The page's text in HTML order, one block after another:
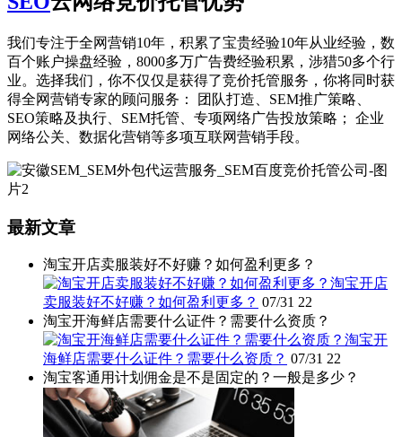
我们专注于全网营销10年，积累了宝贵经验10年从业经验，数
百个账户操盘经验，8000多万广告费经验积累，涉猎50多个行
业。选择我们，你不仅仅是获得了竞价托管服务，你将同时获
得全网营销专家的顾问服务： 团队打造、SEM推广策略、
SEO策略及执行、SEM托管、专项网络广告投放策略； 企业
网络公关、数据化营销等多项互联网营销手段。
最新文章
淘宝开店卖服装好不好赚？如何盈利更多？
淘宝开店
卖服装好不好赚？如何盈利更多？ 07/31 22
淘宝开海鲜店需要什么证件？需要什么资质？
淘宝开
海鲜店需要什么证件？需要什么资质？ 07/31 22
淘宝客通用计划佣金是不是固定的？一般是多少？